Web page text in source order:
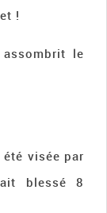
!
le
visée par
blessé 8